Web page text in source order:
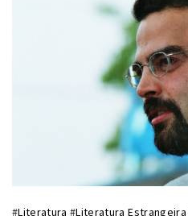
#Literatura #Literatura Estrangeira